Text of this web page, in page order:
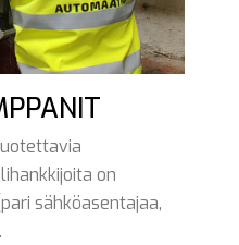
on
sähköasentajaa,